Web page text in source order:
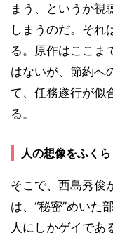
まう、というか視
しまうのだ。それ
る。原作はここま
はないが、節約へ
て、任務遂行が似
る。
人の想像をふく
そこで、西島秀俊
は、“秘密”めいた
人にしかゲイであ